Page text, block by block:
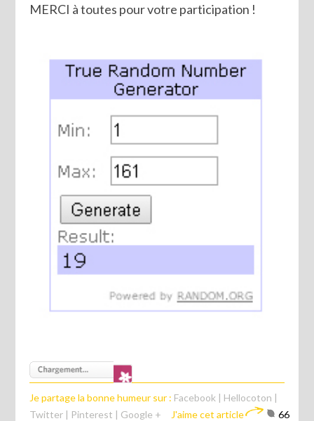
MERCI à toutes pour votre participation !
Je partage la bonne humeur sur : Facebook | Hellocoton |
Twitter | Pinterest | Google + J'aime cet article 66